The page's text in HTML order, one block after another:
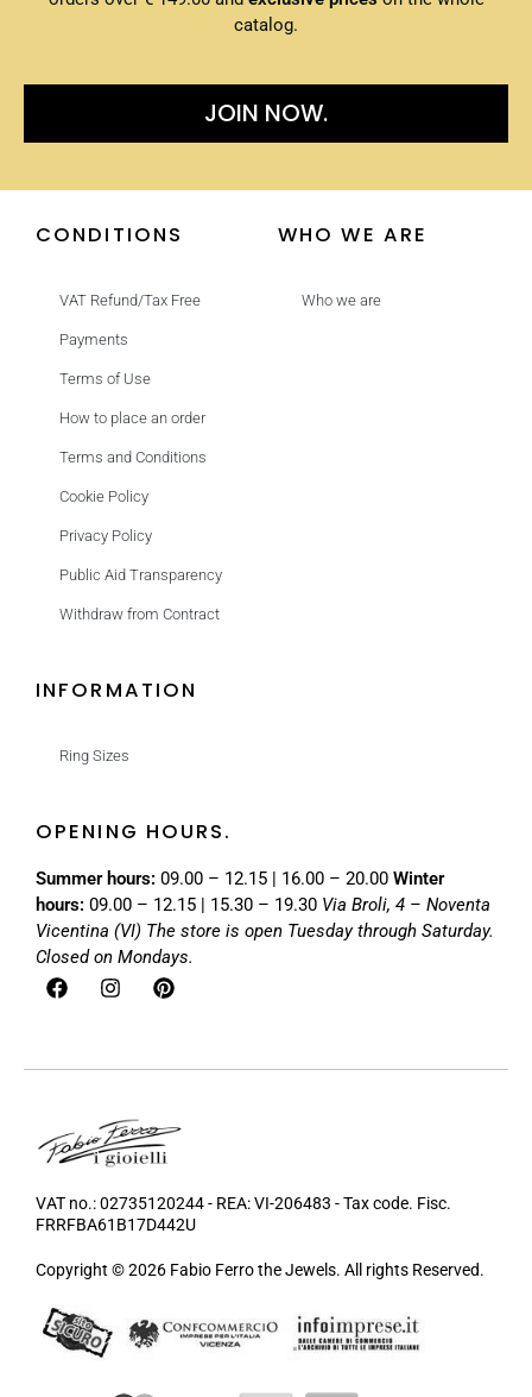
catalog.
JOIN NOW.
CONDITIONS
VAT Refund/Tax Free
Payments
Terms of Use
How to place an order
Terms and Conditions
Cookie Policy
Privacy Policy
Public Aid Transparency
Withdraw from Contract
WHO WE ARE
Who we are
INFORMATION
Ring Sizes
OPENING HOURS.
Summer hours: 09.00 – 12.15 | 16.00 – 20.00 Winter
hours: 09.00 – 12.15 | 15.30 – 19.30 Via Broli, 4 – Noventa
Vicentina (VI) The store is open Tuesday through Saturday.
Closed on Mondays.
VAT no.: 02735120244 - REA: VI-206483 - Tax code. Fisc.
FRRFBA61B17D442U
Copyright © 2026 Fabio Ferro the Jewels. All rights Reserved.